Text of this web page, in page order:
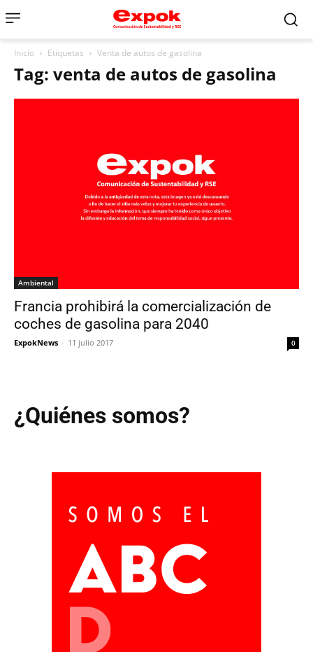
Inicio Etiquetas Venta de autos de gasolina
Tag: venta de autos de gasolina
Ambiental
Francia prohibirá la comercialización de
coches de gasolina para 2040
ExpokNews - 11 julio 2017 0
¿Quiénes somos?